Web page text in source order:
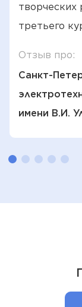
творческих
третьего
Отзыв про:
Санкт-
имени В.И.